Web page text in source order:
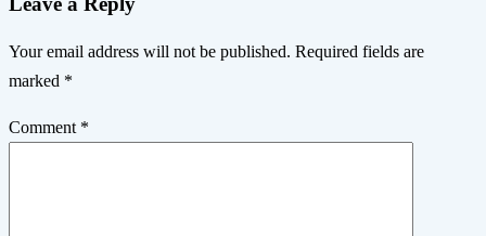
Your email address will not be published. Required fields are
marked *
Comment *